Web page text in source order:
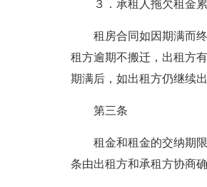
３．承租人拖欠租金
租房合同如因期满而
租方逾期不搬迁，出租方
期满后，如出租方仍继续
第三条
租金和租金的交纳期
条由出租方和承租方协商